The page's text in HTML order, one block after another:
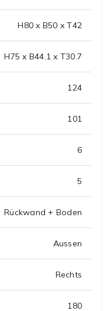
H80 x B50 x T42
H75 x B44.1 x T30.7
124
101
6
5
Rückwand + Boden
Aussen
Rechts
180